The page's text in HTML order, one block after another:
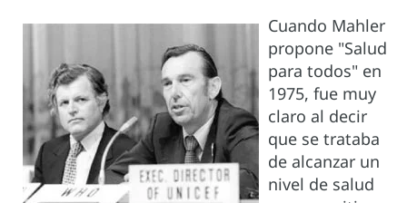
Cuando Mahler
propone "Salud
para todos" en
1975, fue muy
claro al decir
que se trataba
de alcanzar un
nivel de salud